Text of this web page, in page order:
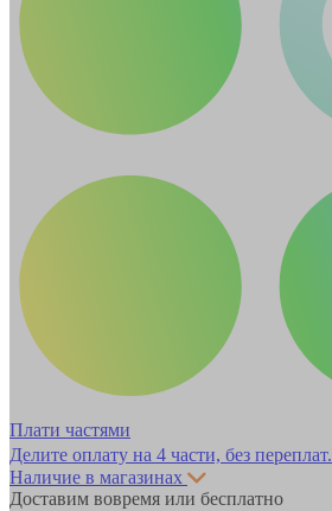
Плати частями
Делите оплату на 4 части, без переплат.
Наличие в магазинах
Доставим вовремя или бесплатно